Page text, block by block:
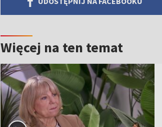
Więcej na ten temat